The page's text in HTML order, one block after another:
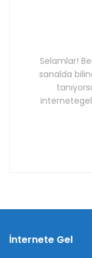
Selamlar!
sanalda
İnternete Gel